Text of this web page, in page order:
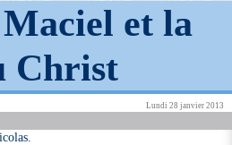
et la
Christ
Lundi 28 janvier 2013